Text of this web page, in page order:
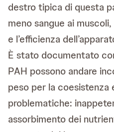
destro tipica di questa
meno sangue ai
e l’efficienza
È stato documentato
PAH possono andare
peso per la coesistenza
problematiche:
assorbimento dei